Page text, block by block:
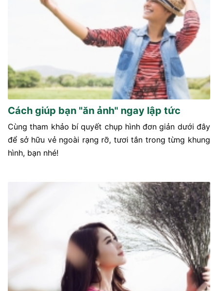
Cách giúp bạn "ăn ảnh" ngay lập tức
Cùng tham khảo bí quyết chụp hình đơn giản dưới đây
để sở hữu vẻ ngoài rạng rỡ, tươi tắn trong từng khung
hình, bạn nhé!